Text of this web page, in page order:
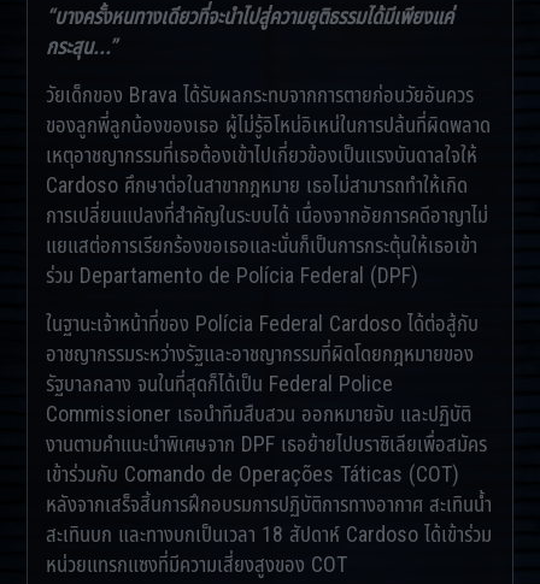
“บางครั้งหนทางเดียวที่จะนำไปสู่ความยุติธรรมได้มีเพียงแค่
กระสุน...”
วัยเด็กของ Brava ได้รับผลกระทบจากการตายก่อนวัยอันควร
ของลูกพี่ลูกน้องของเธอ ผู้ไม่รู้อิโหน่อิเหน่ในการปล้นที่ผิดพลาด
เหตุอาชญากรรมที่เธอต้องเข้าไปเกี่ยวข้องเป็นแรงบันดาลใจให้
Cardoso ศึกษาต่อในสาขากฎหมาย เธอไม่สามารถทำให้เกิด
การเปลี่ยนแปลงที่สำคัญในระบบได้ เนื่องจากอัยการคดีอาญาไม่
แยแสต่อการเรียกร้องขอเธอและนั่นก็เป็นการกระตุ้นให้เธอเข้า
ร่วม Departamento de Polícia Federal (DPF)
ในฐานะเจ้าหน้าที่ของ Polícia Federal Cardoso ได้ต่อสู้กับ
อาชญากรรมระหว่างรัฐและอาชญากรรมที่ผิดโดยกฎหมายของ
รัฐบาลกลาง จนในที่สุดก็ได้เป็น Federal Police
Commissioner เธอนำทีมสืบสวน ออกหมายจับ และปฏิบัติ
งานตามคำแนะนำพิเศษจาก DPF เธอย้ายไปบราซิเลียเพื่อสมัคร
เข้าร่วมกับ Comando de Operações Táticas (COT)
หลังจากเสร็จสิ้นการฝึกอบรมการปฏิบัติการทางอากาศ สะเทินน้ำ
สะเทินบก และทางบกเป็นเวลา 18 สัปดาห์ Cardoso ได้เข้าร่วม
หน่วยแทรกแซงที่มีความเสี่ยงสูงของ COT